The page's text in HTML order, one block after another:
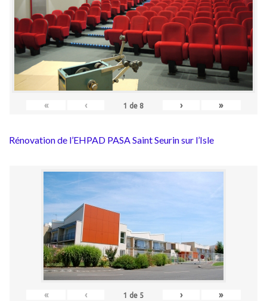
« ‹ 1 de 8 › »
Rénovation de l’EHPAD PASA Saint Seurin sur l’Isle
« ‹ 1 de 5 › »